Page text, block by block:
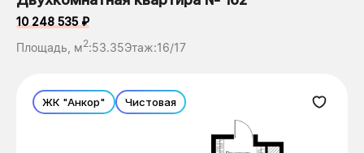
10 248 535 ₽
Площадь, м2:53.35Этаж:16/17
ЖК "Анкор" Чистовая